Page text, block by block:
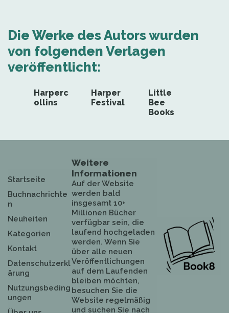
Die Werke des Autors wurden
von folgenden Verlagen
veröffentlicht:
Harperc
ollins
Harper
Festival
Little
Bee
Books
Startseite
Buchnachrichte
n
Neuheiten
Kategorien
Kontakt
Datenschutzerkl
ärung
Nutzungsbeding
ungen
Weitere
Informationen
Auf der Website
werden bald
insgesamt 10+
Millionen Bücher
verfügbar sein, die
laufend hochgeladen
werden. Wenn Sie
über alle neuen
Veröffentlichungen
auf dem Laufenden
bleiben möchten,
besuchen Sie die
Website regelmäßig
und suchen Sie nach